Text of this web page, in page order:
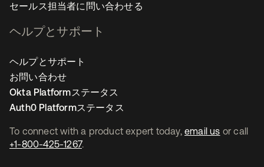
To connect with a product expert today, email us or call
+1-800-425-1267.
セールス担当者に問い合わせる
ヘルプとサポート
ヘルプとサポート
お問い合わせ
Okta Platformステータス
Auth0 Platformステータス